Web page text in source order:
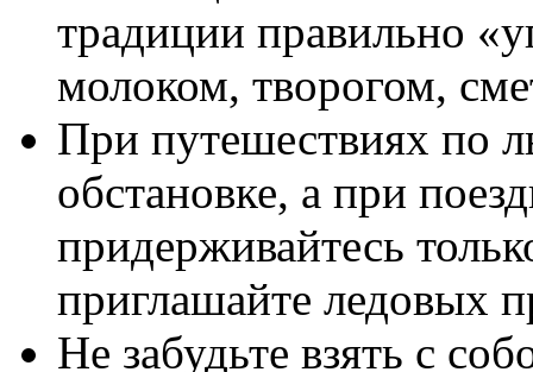
традиции правильно
молоком, творогом,
При путешествиях по
обстановке, а при
придерживайтесь
пригла­шайте ледовых
Не забудьте взять с